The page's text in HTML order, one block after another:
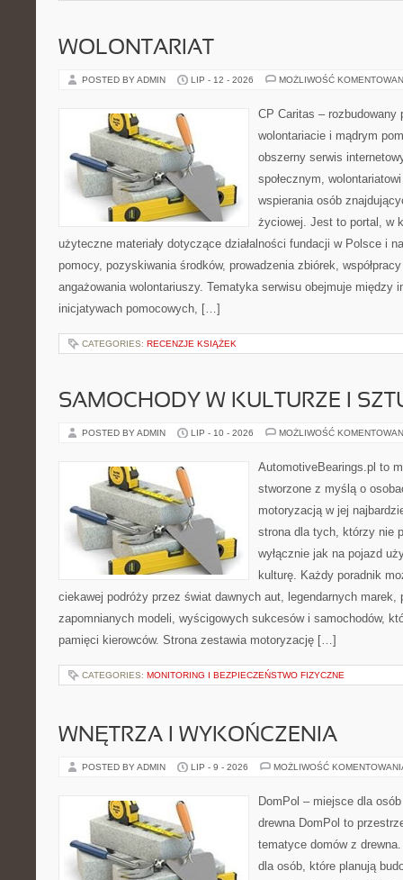
WOLONTARIAT
POSTED BY ADMIN LIP - 12 - 2026 MOŻLIWOŚĆ
CP Caritas – rozbudowany
wolontariacie i mądrym
obszerny serwis
społecznym,
wspierania osób
życiowej. Jest to portal, w
użyteczne materiały dotyczące działalności fundacji w Polsce i
pomocy, pozyskiwania środków, prowadzenia zbiórek,
angażowania wolontariuszy. Tematyka serwisu obejmuje między
inicjatywach pomocowych, […]
CATEGORIES: RECENZJE KSIĄŻEK
SAMOCHODY W KULTURZE I
POSTED BY ADMIN LIP - 10 - 2026 MOŻLIWOŚĆ
AutomotiveBearings.pl to
stworzone z myślą o
motoryzacją w jej
strona dla tych, którzy nie
wyłącznie jak na pojazd
kulturę. Każdy poradnik
ciekawej podróży przez świat dawnych aut, legendarnych marek,
zapomnianych modeli, wyścigowych sukcesów i samochodów,
pamięci kierowców. Strona zestawia motoryzację […]
CATEGORIES: MONITORING I BEZPIECZEŃSTWO FIZYCZNE
WNĘTRZA I WYKOŃCZENIA
POSTED BY ADMIN LIP - 9 - 2026 MOŻLIWOŚĆ
DomPol – miejsce dla
drewna DomPol to
tematyce domów z
dla osób, które planują